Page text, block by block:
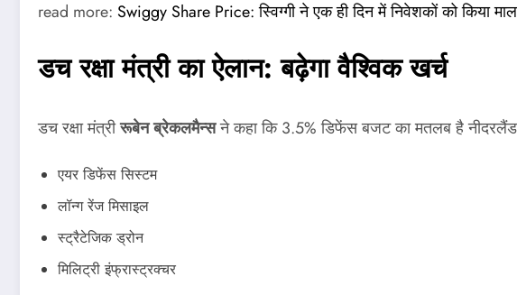
read more: Swiggy Share Price: स्विग्गी ने एक ही दिन में निवेशकों को किया
डच रक्षा मंत्री का ऐलान: बढ़ेगा वैश्विक खर्च
डच रक्षा मंत्रीरूबेन ब्रेकलमैन्सने कहा कि 3.5% डिफेंस बजट का मतलब है
एयर डिफेंस सिस्टम
लॉन्ग रेंज मिसाइल
स्ट्रैटेजिक ड्रोन
मिलिट्री इंफ्रास्ट्रक्चर